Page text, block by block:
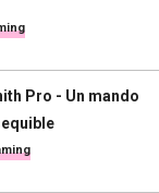
Pro - Un mando